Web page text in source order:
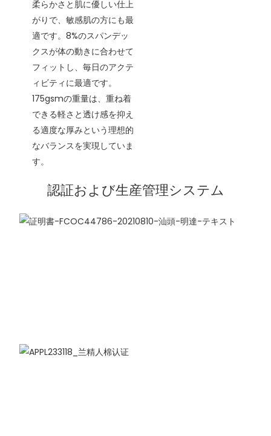
柔らかさと肌に優しい仕上
がりで、敏感肌の方にも最
適です。8%のスパンデッ
クスが体の動きに合わせて
フィットし、毎日のアクテ
ィビティに最適です。
175gsmの重量は、重ね着
できる軽さと透け感を抑え
る適度な厚みという理想的
なバランスを実現していま
す。
認証および生産管理システム